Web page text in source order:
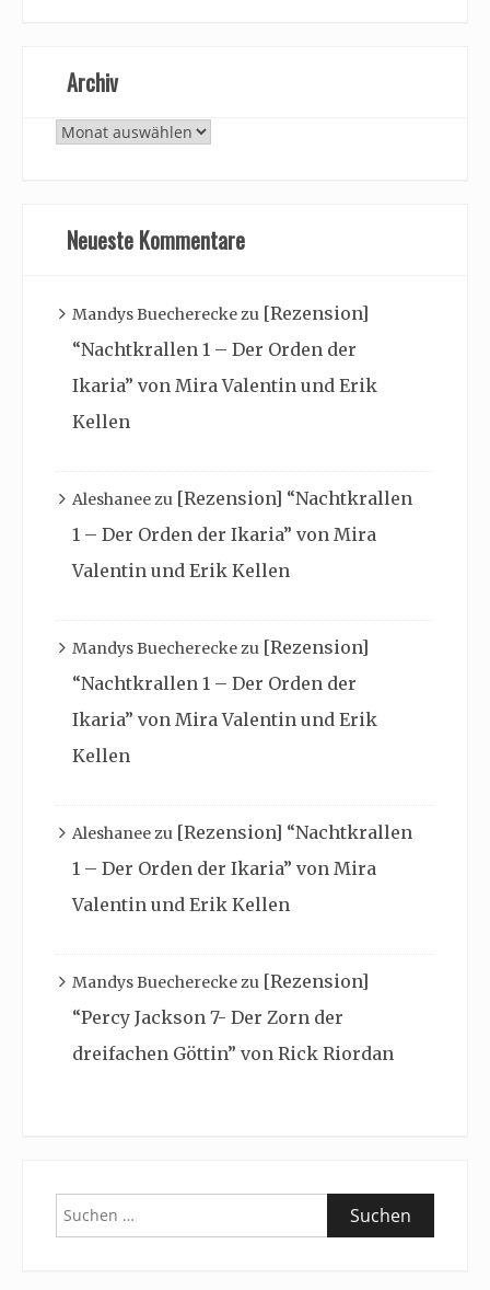
Archiv
Archiv
Neueste Kommentare
Mandys Buechereckezu [Rezension]
“Nachtkrallen 1 – Der Orden der
Ikaria” von Mira Valentin und Erik
Kellen
Aleshaneezu [Rezension] “Nachtkrallen
1 – Der Orden der Ikaria” von Mira
Valentin und Erik Kellen
Mandys Buechereckezu [Rezension]
“Nachtkrallen 1 – Der Orden der
Ikaria” von Mira Valentin und Erik
Kellen
Aleshaneezu [Rezension] “Nachtkrallen
1 – Der Orden der Ikaria” von Mira
Valentin und Erik Kellen
Mandys Buechereckezu [Rezension]
“Percy Jackson 7- Der Zorn der
dreifachen Göttin” von Rick Riordan
Suchen
nach: